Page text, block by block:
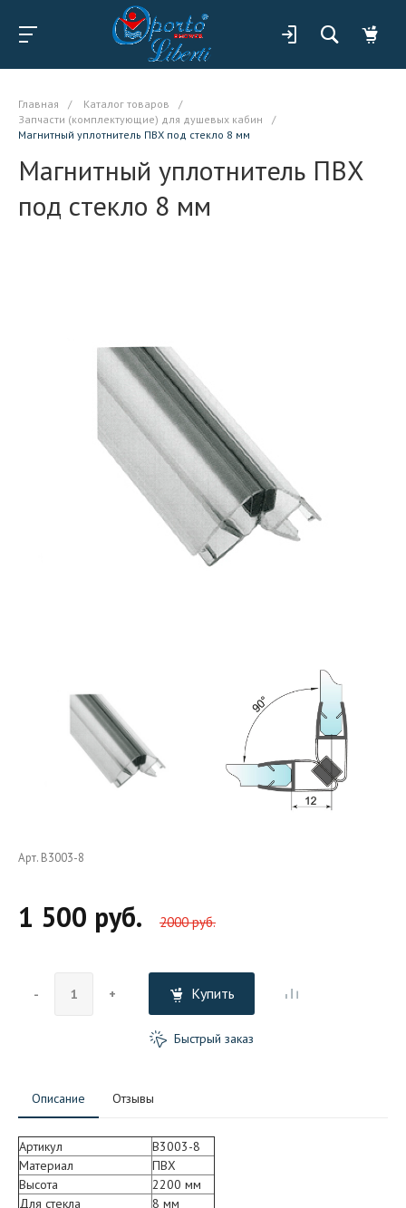
Главная / Каталог товаров
/
Запчасти (комплектующие) для душевых кабин
/
Магнитный уплотнитель ПВХ под стекло 8 мм
Магнитный уплотнитель ПВХ
под стекло 8 мм
Арт. B3003-8
1 500 руб. 2000 руб.
- + Купить
Быстрый заказ
Описание Отзывы
Артикул
B3003-8
Материал
ПВХ
Высота
2200 мм
Для стекла
8 мм